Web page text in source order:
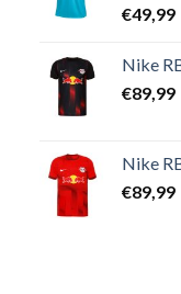
€49,99
Nike
€89,99
Nike
€89,99